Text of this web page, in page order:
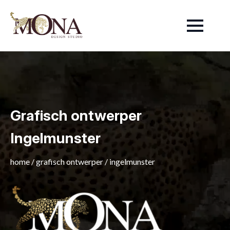
Grafisch ontwerper
Ingelmunster
home /grafisch ontwerper / ingelmunster